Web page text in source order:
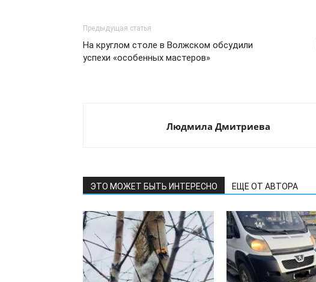
Предыдущая статья
На круглом столе в Волжском обсудили
успехи «особенных мастеров»
Людмила Дмитриева
ЭТО МОЖЕТ БЫТЬ ИНТЕРЕСНО ЕЩЕ ОТ АВТОРА